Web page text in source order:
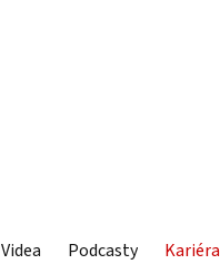
Videa Podcasty Kariéra